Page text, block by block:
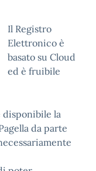
Il Registro
Elettronico è
basato su Cloud
ed è fruibile
disponibile la
da parte